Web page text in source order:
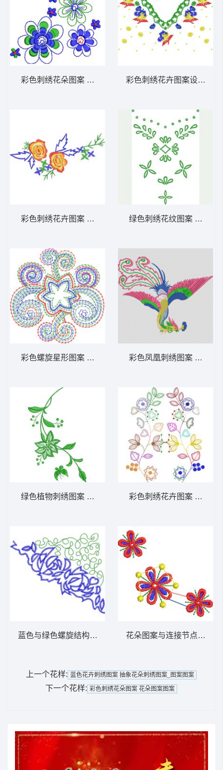
彩色刺绣花朵图案 花朵图案图案
彩色刺绣花卉图案 花卉图案图案
彩色螺旋星形图案 主题花纹抽像图案图案
绿色植物刺绣图案 秀气的花卉图案图案
蓝色与绿色螺旋结构图示 抽象休闲裤图案图
彩色刺绣花卉图案设计 衣
绿色刺绣花纹图案 抽象休
彩色凤凰刺绣图案 凤凰
彩色刺绣花卉图案 抽象对
花朵图案与连接节点示意
上一个花样: 蓝色花卉刺绣图案 抽象花朵刺绣图案_图案图案
下一个花样: 彩色刺绣花朵图案 花朵图案图案